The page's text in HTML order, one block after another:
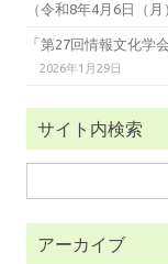
（令和8年4月6日（月
「第27回情報文化学
2026年1月29日
サイト内検索
索:
アーカイブ